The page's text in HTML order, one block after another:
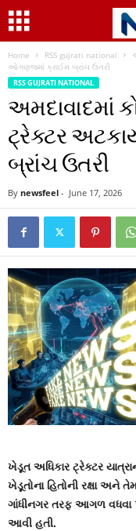
Home RSS gujrati national
ઓગણજમાં ક્રાઈમ બ્રાંચ ઉતરી
RSS GUJRATI NATIONAL
અમદાવાદમાં
ટ્રેક્ટર
બ્રાંચ ઉતરી
By newsfeel - June 17, 2026
ખેડૂત અધિકાર ટ્રેક્ટર
ખેડૂતોના હિતોની રક્ષા અને
ગાંધીનગર તરફ આગળ વધવા
આવી હતી.